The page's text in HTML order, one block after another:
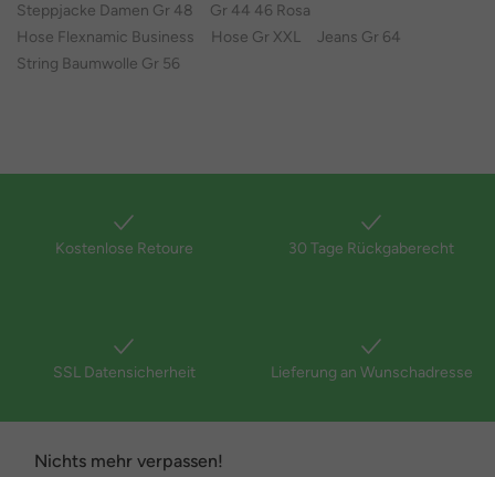
Steppjacke Damen Gr 48
Gr 44 46 Rosa
Hose Flexnamic Business
Hose Gr XXL
Jeans Gr 64
String Baumwolle Gr 56
Kostenlose Retoure 30 Tage Rückgaberecht
SSL Datensicherheit Lieferung an Wunschadresse
Nichts mehr verpassen!